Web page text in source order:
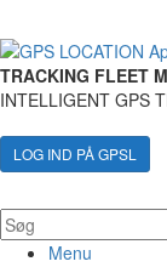
TRACKING FLEET
INTELLIGENT GPS
LOG IND PÅ GPSL
Menu